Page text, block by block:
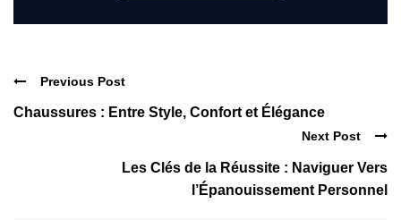
Previous Post
Chaussures : Entre Style, Confort et Élégance
Next Post
Les Clés de la Réussite : Naviguer Vers
l’Épanouissement Personnel